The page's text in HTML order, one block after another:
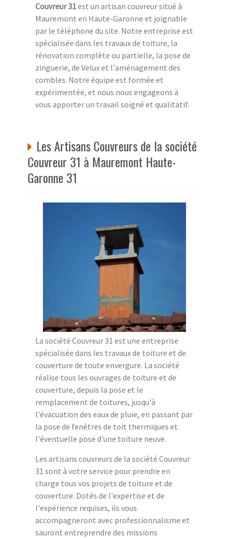
Couvreur 31est un artisan couvreur situé à
Mauremont en Haute-Garonne et joignable
par le téléphone du site. Notre entreprise est
spécialisée dans les travaux de toiture, la
rénovation complète ou partielle, la pose de
zinguerie, de Velux et l'aménagement des
combles. Notre équipe est formée et
expérimentée, et nous nous engageons à
vous apporter un travail soigné et qualitatif.
Les Artisans Couvreurs de la société
Couvreur 31 à Mauremont Haute-
Garonne 31
La société Couvreur 31 est une entreprise
spécialisée dans les travaux de toiture et de
couverture de toute envergure. La société
réalise tous les ouvrages de toiture et de
couverture, depuis la pose et le
remplacement de toitures, jusqu'à
l'évacuation des eaux de pluie, en passant par
la pose de fenêtres de toit thermiques et
l'éventuelle pose d'une toiture neuve.
Les artisans couvreurs de la société Couvreur
31 sont à votre service pour prendre en
charge tous vos projets de toiture et de
couverture. Dotés de l'expertise et de
l'expérience requises, ils vous
accompagneront avec professionnalisme et
sauront entreprendre des missions